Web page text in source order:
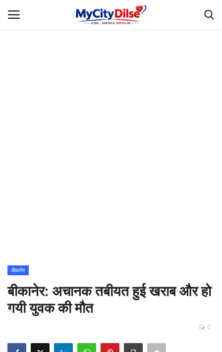
शिक्षा
Rajasthani Influencers
देश
दुनिया
बीकानेर
बीकानेर: अचानक तबीयत हुई खराब और हो
गयी युवक की मौत
0